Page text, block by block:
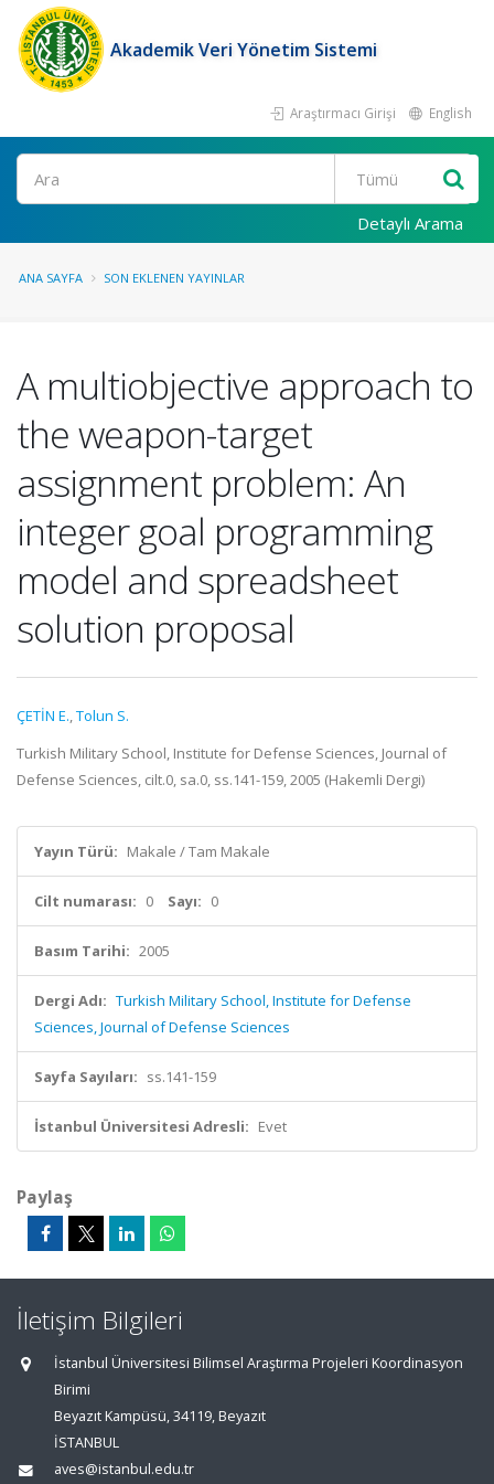
Akademik Veri Yönetim Sistemi
Araştırmacı Girişi English
Ara
Detaylı Arama
ANA SAYFA SON EKLENEN YAYINLAR
A multiobjective approach to
the weapon-target
assignment problem: An
integer goal programming
model and spreadsheet
solution proposal
ÇETİN E.,Tolun S.
Turkish Military School, Institute for Defense Sciences, Journal of
Defense Sciences, cilt.0, sa.0, ss.141-159, 2005 (Hakemli Dergi)
Yayın Türü: Makale / Tam Makale
Cilt numarası: 0 Sayı: 0
Basım Tarihi: 2005
Dergi Adı: Turkish Military School, Institute for Defense
Sciences, Journal of Defense Sciences
Sayfa Sayıları: ss.141-159
İstanbul Üniversitesi Adresli: Evet
Paylaş
İletişim Bilgileri
İstanbul Üniversitesi Bilimsel Araştırma Projeleri Koordinasyon
Birimi
Beyazıt Kampüsü, 34119, Beyazıt
İSTANBUL
aves@istanbul.edu.tr